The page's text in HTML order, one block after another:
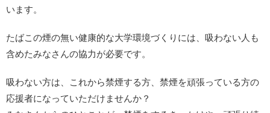
います。
たばこの煙の無い健康的な大学環境づくりには、吸わない人も
含めたみなさんの協力が必要です。
吸わない方は、これから禁煙する方、禁煙を頑張っている方の
応援者になっていただけませんか？